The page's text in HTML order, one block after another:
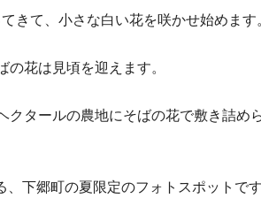
きて、小さな白い花を咲かせ始めます
花は見頃を迎えます。
タールの農地にそばの花で敷き詰め
下郷町の夏限定のフォトスポットです